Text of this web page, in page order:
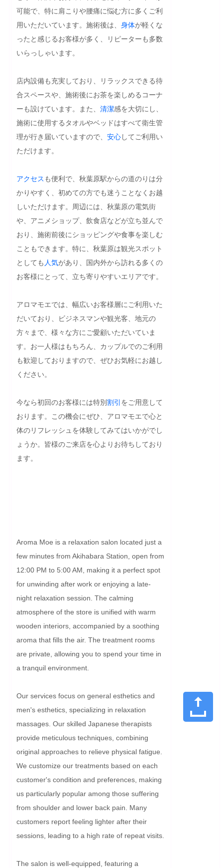
可能で、特に肩こりや腰痛に悩む方に多くご利
用いただいています。施術後は、 身体が軽くな
ったと感じるお客様が多く、リピーターも多数
いらっしゃいます。
店内設備も充実しており、リラックスできる待
合スペースや、施術後にお茶を楽しめるコーナ
ーも設けています。また、 清潔感を大切にし、
施術に使用するタオルやベッドはすべて衛生管
理が行き届いていますので、 安心してご利用い
ただけます。
アクセス も便利で、秋葉原駅からの道のりは分
かりやすく、初めての方でも迷うことなくお越
しいただけます。周辺には、秋葉原の電気街
や、アニメショップ、飲食店などが立ち並んで
おり、施術前後にショッピングや食事を楽しむ
こともできます。特に、秋葉原は観光スポット
としても 人気があり、国内外から訪れる多くの
お客様にとって、立ち寄りやすいエリアです。
アロマモエでは、幅広いお客様層にご利用いた
だいており、ビジネスマンや観光客、地元の
方々まで、様々な方にご愛顧いただいていま
す。お一人様はもちろん、カップルでのご利用
も歓迎しておりますので、ぜひお気軽にお越し
ください。
今なら初回のお客様には特別割引 をご用意して
おります。この機会にぜひ、アロマモエで心と
体のリフレッシュを体験してみてはいかがでし
ょうか。皆様のご来店を心よりお待ちしており
ます。
Aroma Moe is a relaxation salon located just a
few minutes from Akihabara Station, open from
12:00 PM to 5:00 AM, making it a perfect spot
for unwinding after work or enjoying a late-
night relaxation session. The calming
atmosphere of the store is unified with warm
wooden interiors, accompanied by a soothing
aroma that fills the air. The treatment rooms
are private, allowing you to spend your time in
a tranquil environment.
Our services focus on general esthetics and
men's esthetics, specializing in relaxation
massages. Our skilled Japanese therapists
provide meticulous techniques, combining
original approaches to relieve physical fatigue.
We customize our treatments based on each
customer's condition and preferences, making
us particularly popular among those suffering
from shoulder and lower back pain. Many
customers report feeling lighter after their
sessions, leading to a high rate of repeat visits.
The salon is well-equipped, featuring a